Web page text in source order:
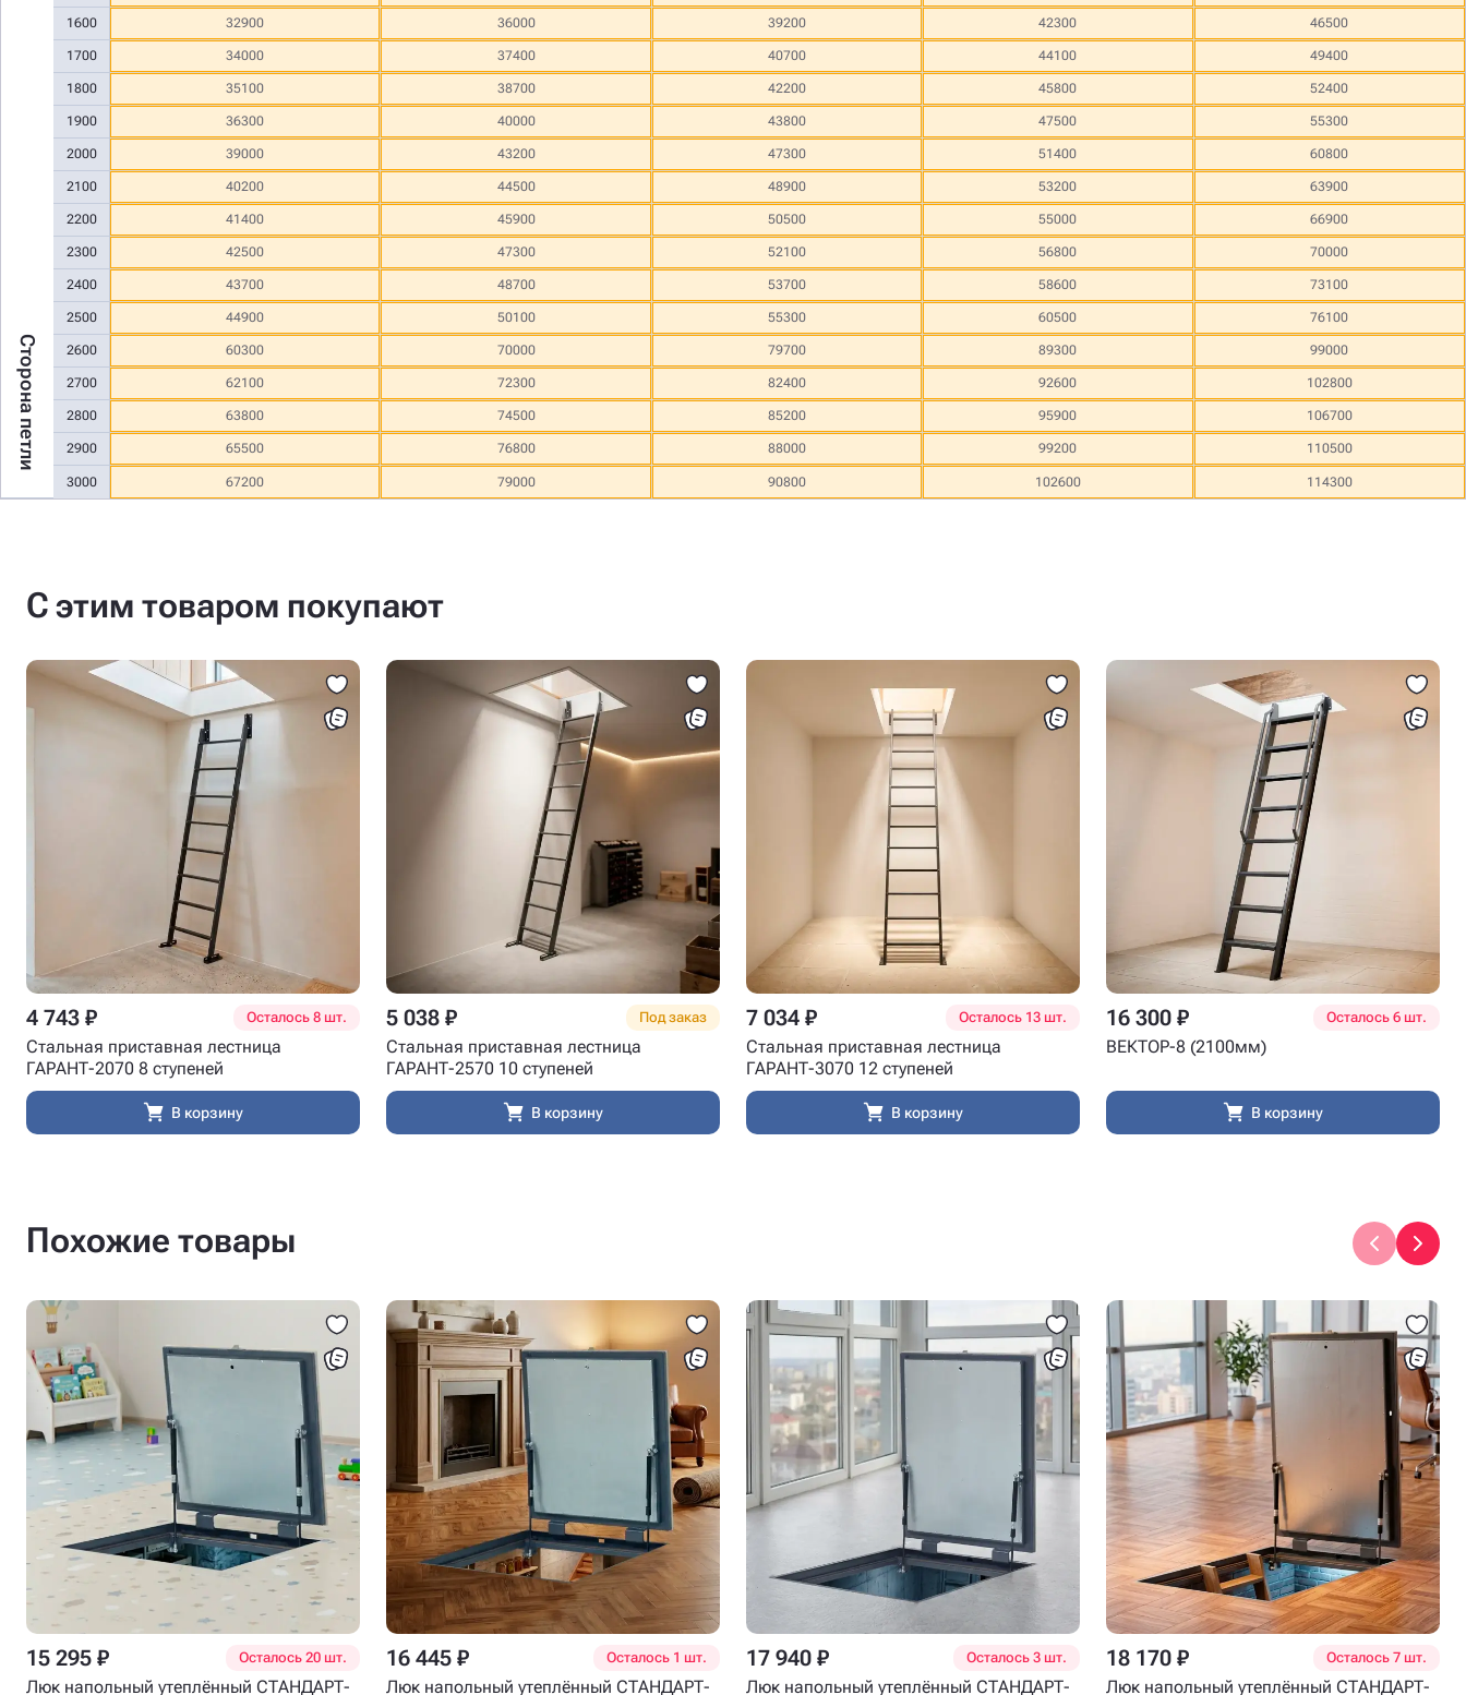
Сторона петли
1600
1700
1800
1900
2000
2100
2200
2300
2400
2500
2600
2700
2800
2900
3000
32900 36000 39200 42300 46500
34000 37400 40700 44100 49400
35100 38700 42200 45800 52400
36300 40000 43800 47500 55300
39000 43200 47300 51400 60800
40200 44500 48900 53200 63900
41400 45900 50500 55000 66900
42500 47300 52100 56800 70000
43700 48700 53700 58600 73100
44900 50100 55300 60500 76100
60300 70000 79700 89300 99000
62100 72300 82400 92600 102800
63800 74500 85200 95900 106700
65500 76800 88000 99200 110500
67200 79000 90800 102600 114300
С этим товаром покупают
4 743 ₽ Осталось 8 шт.
Стальная приставная лестница
ГАРАНТ-2070 8 ступеней
В корзину
5 038 ₽ Под заказ
Стальная приставная лестница
ГАРАНТ-2570 10 ступеней
В корзину
7 034 ₽ Осталось 13 шт.
Стальная приставная лестница
ГАРАНТ-3070 12 ступеней
В корзину
16 300 ₽ Осталось 6 шт.
ВЕКТОР-8 (2100мм)
В корзину
Похожие товары
15 295 ₽ Осталось 20 шт.
Люк напольный утеплённый СТАНДАРТ-
16 445 ₽ Осталось 1 шт.
Люк напольный утеплённый СТАНДАРТ-
17 940 ₽ Осталось 3 шт.
Люк напольный утеплённый СТАНДАРТ-
18 170 ₽ Осталось 7 шт.
Люк напольный утеплённый СТАНДАРТ-